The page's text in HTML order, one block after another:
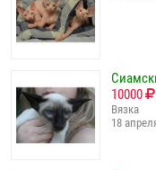
10000
Вязка
18